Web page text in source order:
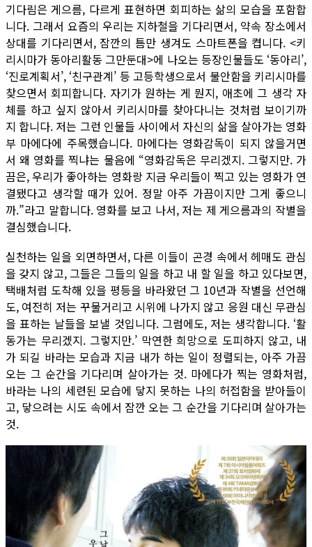
기다림은 게으름, 다르게 표현하면 회피하는 삶의 모습을 포함합
니다. 그래서 요즘의 우리는 지하철을 기다리면서, 약속 장소에서
상대를 기다리면서, 잠깐의 틈만 생겨도 스마트폰을 켭니다. <키
리시마가 동아리활동 그만둔대>에 나오는 등장인물들도 ‘동아리’,
‘진로계획서’, ‘친구관계’ 등 고등학생으로서 불안함을 키리시마를
찾으면서 회피합니다. 자기가 원하는 게 뭔지, 애초에 그 생각 자
체를 하고 싶지 않아서 키리시마를 찾아다니는 것처럼 보이기까
지 합니다. 저는 그런 인물들 사이에서 자신의 삶을 살아가는 영화
부 마에다에 주목했습니다. 마에다는 영화감독이 되지 않을거면
서 왜 영화를 찍냐는 물음에 “영화감독은 무리겠지. 그렇지만. 가
끔은, 우리가 좋아하는 영화랑 지금 우리들이 찍고 있는 영화가 연
결됐다고 생각할 때가 있어. 정말 아주 가끔이지만 그게 좋으니
까.”라고 말합니다. 영화를 보고 나서, 저는 제 게으름과의 작별을
결심했습니다.
실천하는 일을 외면하면서, 다른 이들이 곤경 속에서 헤매도 관심
을 갖지 않고, 그들은 그들의 일을 하고 내 할 일을 하고 있다보면,
택배처럼 도착해 있을 평등을 바라왔던 그 10년과 작별을 선언해
도, 여전히 저는 꾸물거리고 시위에 나가지 않고 응원 대신 무관심
을 표하는 날들을 보낼 것입니다. 그럼에도, 저는 생각합니다. ‘활
동가는 무리겠지. 그렇지만.’ 막연한 희망으로 도피하지 않고, 내
가 되길 바라는 모습과 지금 내가 하는 일이 정렬되는, 아주 가끔
오는 그 순간을 기다리며 살아가는 것. 마에다가 찍는 영화처럼,
바라는 나의 세련된 모습에 닿지 못하는 나의 허접함을 받아들이
고, 닿으려는 시도 속에서 잠깐 오는 그 순간을 기다리며 살아가는
것.